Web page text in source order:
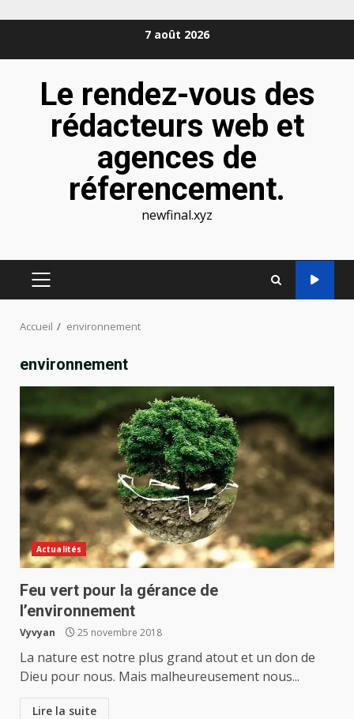
7 août 2026
Le rendez-vous des
rédacteurs web et
agences de
réferencement.
newfinal.xyz
MENU
Accueil environnement
environnement
Actualités
Feu vert pour la gérance de
l’environnement
Vyvyan 25 novembre 2018
La nature est notre plus grand atout et un don de
Dieu pour nous. Mais malheureusement nous...
Lire la suite